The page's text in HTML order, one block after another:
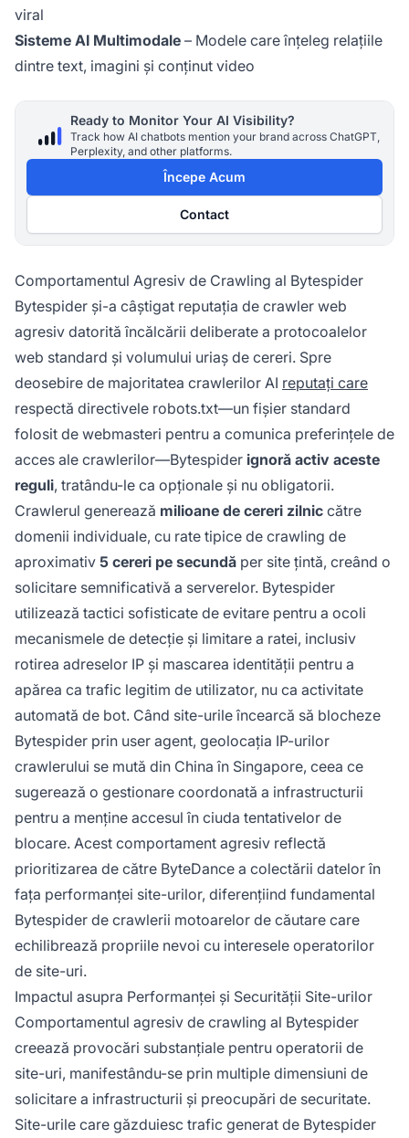
viral
Sisteme AI Multimodale – Modele care înțeleg relațiile
dintre text, imagini și conținut video
Ready to Monitor Your AI Visibility?
Track how AI chatbots mention your brand across ChatGPT,
Perplexity, and other platforms.
Începe Acum
Contact
Comportamentul Agresiv de Crawling al Bytespider
Bytespider și-a câștigat reputația de crawler web
agresiv datorită încălcării deliberate a protocoalelor
web standard și volumului uriaș de cereri. Spre
deosebire de majoritatea crawlerilor AI reputați care
respectă directivele robots.txt—un fișier standard
folosit de webmasteri pentru a comunica preferințele de
acces ale crawlerilor—Bytespider ignoră activ aceste
reguli, tratându-le ca opționale și nu obligatorii.
Crawlerul generează milioane de cereri zilnic către
domenii individuale, cu rate tipice de crawling de
aproximativ 5 cereri pe secundă per site țintă, creând o
solicitare semnificativă a serverelor. Bytespider
utilizează tactici sofisticate de evitare pentru a ocoli
mecanismele de detecție și limitare a ratei, inclusiv
rotirea adreselor IP și mascarea identității pentru a
apărea ca trafic legitim de utilizator, nu ca activitate
automată de bot. Când site-urile încearcă să blocheze
Bytespider prin user agent, geolocația IP-urilor
crawlerului se mută din China în Singapore, ceea ce
sugerează o gestionare coordonată a infrastructurii
pentru a menține accesul în ciuda tentativelor de
blocare. Acest comportament agresiv reflectă
prioritizarea de către ByteDance a colectării datelor în
fața performanței site-urilor, diferențiind fundamental
Bytespider de crawlerii motoarelor de căutare care
echilibrează propriile nevoi cu interesele operatorilor
de site-uri.
Impactul asupra Performanței și Securității Site-urilor
Comportamentul agresiv de crawling al Bytespider
creează provocări substanțiale pentru operatorii de
site-uri, manifestându-se prin multiple dimensiuni de
solicitare a infrastructurii și preocupări de securitate.
Site-urile care găzduiesc trafic generat de Bytespider